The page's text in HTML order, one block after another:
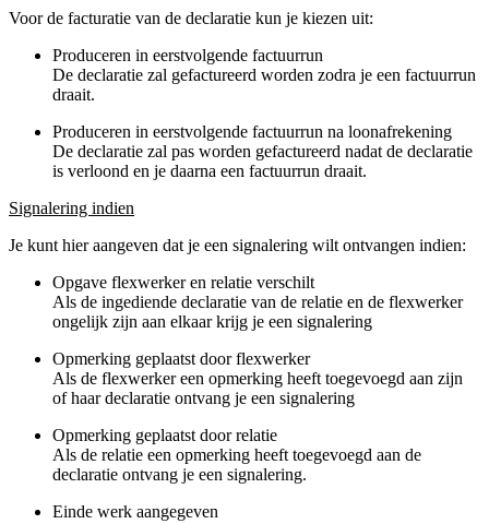
Voor de facturatie van de declaratie kun je kiezen uit:
Produceren in eerstvolgende factuurrun
De declaratie zal gefactureerd worden zodra je een factuurrun
draait.
Produceren in eerstvolgende factuurrun na loonafrekening
De declaratie zal pas worden gefactureerd nadat de declaratie
is verloond en je daarna een factuurrun draait.
Signalering indien
Je kunt hier aangeven dat je een signalering wilt ontvangen indien:
Opgave flexwerker en relatie verschilt
Als de ingediende declaratie van de relatie en de flexwerker
ongelijk zijn aan elkaar krijg je een signalering
Opmerking geplaatst door flexwerker
Als de flexwerker een opmerking heeft toegevoegd aan zijn
of haar declaratie ontvang je een signalering
Opmerking geplaatst door relatie
Als de relatie een opmerking heeft toegevoegd aan de
declaratie ontvang je een signalering.
Einde werk aangegeven